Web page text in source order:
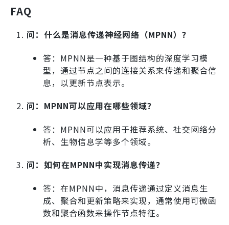
FAQ
问：什么是消息传递神经网络（MPNN）？
答：MPNN是一种基于图结构的深度学习模
型，通过节点之间的连接关系来传递和聚合信
息，以更新节点表示。
问：MPNN可以应用在哪些领域？
答：MPNN可以应用于推荐系统、社交网络分
析、生物信息学等多个领域。
问：如何在MPNN中实现消息传递？
答：在MPNN中，消息传递通过定义消息生
成、聚合和更新策略来实现，通常使用可微函
数和聚合函数来操作节点特征。